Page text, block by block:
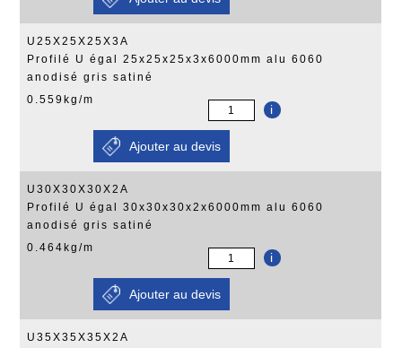
U25X25X25X3A
Profilé U égal 25x25x25x3x6000mm alu 6060
anodisé gris satiné
0.559kg/m
i
U30X30X30X2A
Profilé U égal 30x30x30x2x6000mm alu 6060
anodisé gris satiné
0.464kg/m
i
U35X35X35X2A